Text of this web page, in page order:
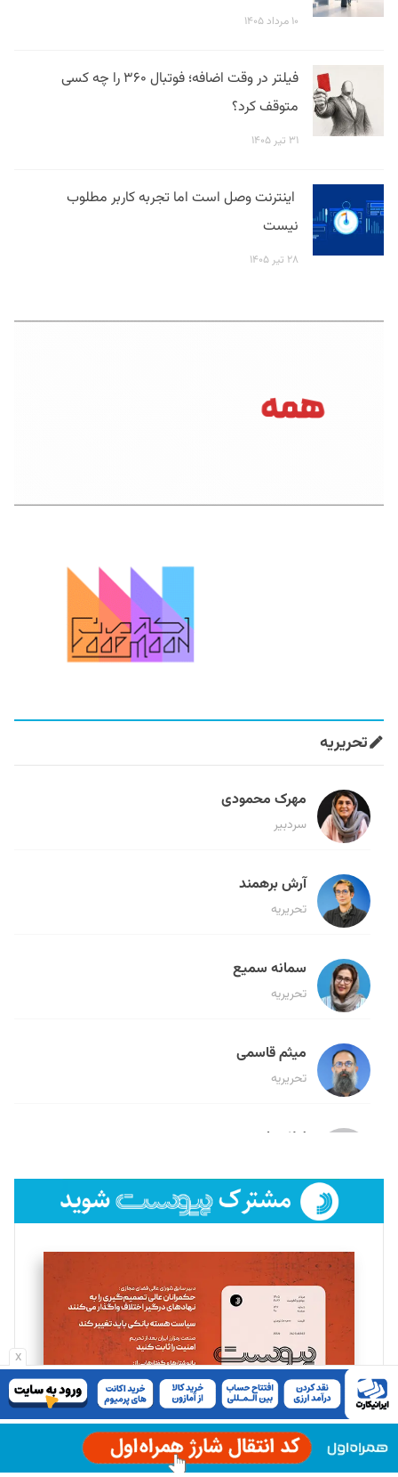
x
۱۰ مرداد ۱۴۰۵
فیلتر در وقت اضافه؛ فوتبال ۳۶۰ را چه کسی
متوقف کرد؟
۳۱ تیر ۱۴۰۵
اینترنت وصل است اما تجربه کاربر مطلوب
نیست
۲۸ تیر ۱۴۰۵
تحریریه
مهرک محمودی
سردبیر
آرش برهمند
تحریریه
سمانه سمیع
تحریریه
میثم قاسمی
تحریریه
لیلا حنارود
فائزه فتحی رستمی
تحریریه
سروش کرمیان
تحریریه
مینا پاکدل
تحریریه